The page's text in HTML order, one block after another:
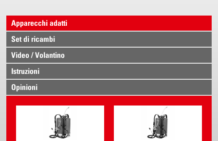
Apparecchi adatti
Set di ricambi
Video / Volantino
Istruzioni
Opinioni